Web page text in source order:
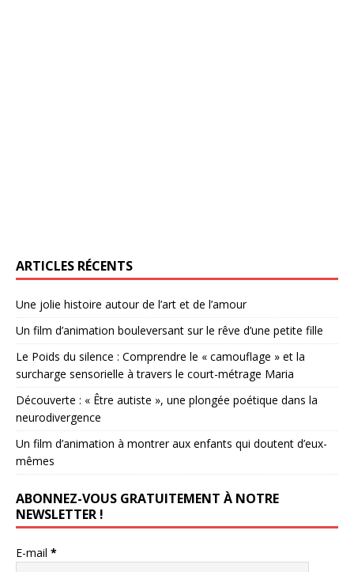
ARTICLES RÉCENTS
Une jolie histoire autour de l’art et de l’amour
Un film d’animation bouleversant sur le rêve d’une petite fille
Le Poids du silence : Comprendre le « camouflage » et la
surcharge sensorielle à travers le court-métrage Maria
Découverte : « Être autiste », une plongée poétique dans la
neurodivergence
Un film d’animation à montrer aux enfants qui doutent d’eux-
mêmes
ABONNEZ-VOUS GRATUITEMENT À NOTRE
NEWSLETTER !
E-mail *